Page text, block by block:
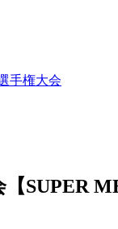
手権大会
SUPER